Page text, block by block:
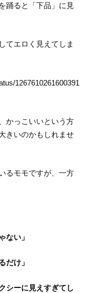
踊ると「下品」に見
てエロく見えてしま
1267610261600391
かっこいいという方
きいのかもしれませ
るモモですが、一方
ない」
だけ」
シーに見えすぎてし